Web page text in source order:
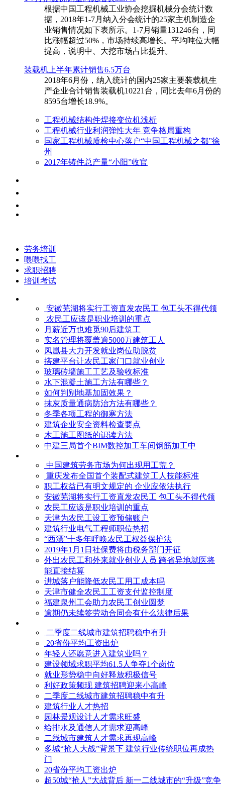
根据中国工程机械工业协会挖掘机械分会统计数
据，2018年1-7月纳入分会统计的25家主机制造企
业销售情况如下表所示。1-7月销量131246台，同
比涨幅超过50%，市场持续高增长。平均吨位大幅
提高，说明中、大挖市场占比提升。
装载机上半年累计销售6.5万台
​2018年6月份，纳入统计的国内25家主要装载机生
产企业合计销售装载机10221台，同比去年6月份的
8595台增长18.9%。
工程机械结构件焊接变位机浅析
工程机械行业利润弹性大年 竞争格局重构
国家工程机械质检中心落户“中国工程机械之都”徐
州
2017年铸件总产量“小阳”收官
劳务培训
喂喂找工
求职招聘
培训考试
安徽芜湖将实行工资直发农民工 包工头不得代领
农民工应该是职业培训的重点
月薪近万也难觅90后建筑工
实名管理将覆盖逾5000万建筑工人
凤凰县大力开发就业岗位助脱贫
搭建平台让农民工家门口就业创业
玻璃砖墙施工工艺及验收标准
水下混凝土施工方法有哪些？
如何判别地基加固效果？
抹灰质量通病防治方法有哪些？
冬季各项工程的御寒​方法
建筑企业安全资料检查要点
木工施工图纸的识读方法
中建三局首个BIM数控加工车间钢筋加工中
中国建筑劳务市场为何出现用工荒？
重庆发布全国首个装配式建筑工人技能标准
职工权益已有明文规定的 企业应依法执行
安徽芜湖将实行工资直发农民工 包工头不得代领
农民工应该是职业培训的重点
天津为农民工设工资预储账户
建筑行业电气工程师职位热招
“西漂”十多年呼唤农民工权益保护法
2019年1月1日社保费将由税务部门开征
外出农民工和外来就业创业人员 跨省异地就医将
能直接结算
进城落户能降低农民工用工成本吗
天津市健全农民工工资支付监控制度
福建泉州工会助力农民工创业圆梦
逾期仍未续签劳动合同会有什么法律后果
二季度二线城市建筑招聘稳中有升
20省份平均工资出炉
年轻人还愿意进入建筑业吗？
建设领域求职平均61.5人争夺1个岗位
就业形势稳中向好释放积极信号
利好政策频现 建筑招聘迎来小高峰
二季度二线城市建筑招聘稳中有升
建筑行业人才热招
园林景观设计人才需求旺盛
给排水及通信人才需求迎高峰
二线城市建筑人才需求再现高峰
多城“抢人大战”背景下 建筑行业传统职位再成热
门
20省份平均工资出炉
超50城“抢人”大战背后 新一二线城市的“升级”竞争